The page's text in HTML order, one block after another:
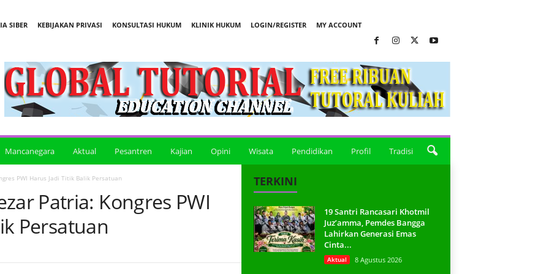
SIBER KEBIJAKAN PRIVASI KONSULTASI HUKUM KLINIK HUKUM LOGIN/REGISTER MY ACCOUNT
Mancanegara Aktual Pesantren Kajian Opini Wisata Pendidikan Profil Tradisi
PWI Harus Jadi Titik Balik Persatuan
Patria: Kongres PWI
Persatuan
TERKINI
19 Santri Rancasari Khotmil
Juz’amma, Pemdes Bangga
Lahirkan Generasi Emas
Cinta...
Aktual 8 Agustus 2026